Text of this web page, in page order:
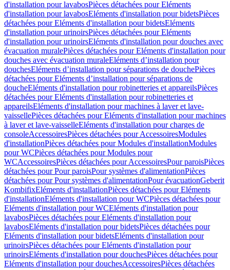
d'installation pour lavabosPièces détachées pour Eléments
d'installation pour lavabosEléments d'installation pour bidetsPièces
détachées pour Eléments d'installation pour bidetsEléments
d'installation pour urinoirsPièces détachées pour Eléments
d'installation pour urinoirsEléments d'installation pour douches avec
évacuation muralePièces détachées pour Eléments d'installation pour
douches avec évacuation muraleEléments d’installation pour
douchesEléments d’installation pour séparations de douchePièces
détachées pour Eléments d’installation pour séparations de
doucheEléments d'installation pour robinetteries et appareilsPièces
détachées pour Eléments d'installation pour robinetteries et
appareilsEléments d'installation pour machines à laver et lave-
vaissellePièces détachées pour Eléments d'installation pour machines
à laver et lave-vaisselleEléments d'installation pour charges de
consoleAccessoiresPièces détachées pour AccessoiresModules
d'installationPièces détachées pour Modules d'installationModules
pour WCPièces détachées pour Modules pour
WCAccessoiresPièces détachées pour AccessoiresPour paroisPièces
détachées pour Pour paroisPour systèmes d'alimentationPièces
détachées pour Pour systèmes d'alimentationPour évacuationGeberit
KombifixEléments d'installationPièces détachées pour Eléments
d'installationEléments d'installation pour WCPièces détachées pour
Eléments d'installation pour WCEléments d'installation pour
lavabosPièces détachées pour Eléments d'installation pour
lavabosEléments d'installation pour bidetsPièces détachées pour
Eléments d'installation pour bidetsEléments d'installation pour
urinoirsPièces détachées pour Eléments d'installation pour
urinoirsEléments d'installation pour douchesPièces détachées pour
Eléments d'installation pour douchesAccessoiresPièces détachées